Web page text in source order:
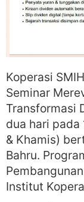
Koperasi
Seminar
Transformasi
dua hari pada
& Khamis)
Bahru.
Institut